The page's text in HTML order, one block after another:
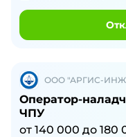
ООО "АРГИС-
Оператор-
ЧПУ
от 140 000 до 180